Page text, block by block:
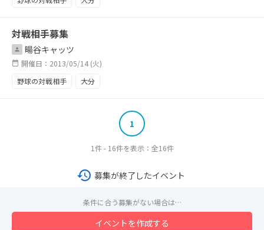
対戦相手募集
暘谷キャッツ
開催日：2013/05/14 (火)
野球の対戦相手
大分
1
1件 - 16件を表示：全16件
募集が終了したイベント
条件に合う募集がない場合は…
イベントを作成する